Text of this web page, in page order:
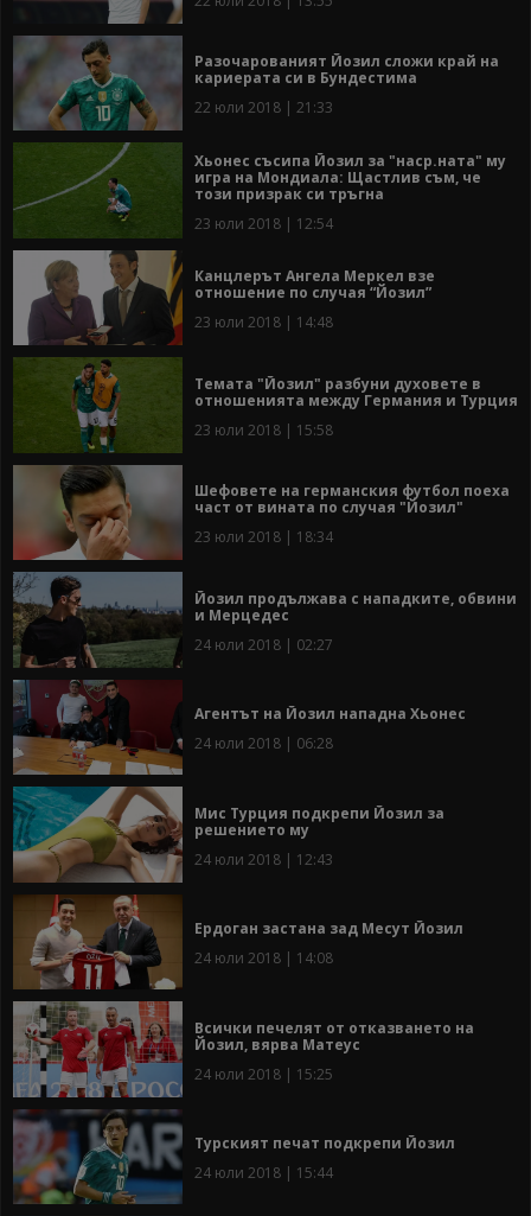
Разочарованият Йозил сложи край на
кариерата си в Бундестима
22 юли 2018 | 21:33
Хьонес съсипа Йозил за "наср.ната" му
игра на Мондиала: Щастлив съм, че
този призрак си тръгна
23 юли 2018 | 12:54
Канцлерът Ангела Меркел взе
отношение по случая “Йозил”
23 юли 2018 | 14:48
Темата "Йозил" разбуни духовете в
отношенията между Германия и Турция
23 юли 2018 | 15:58
Шефовете на германския футбол поеха
част от вината по случая "Йозил"
23 юли 2018 | 18:34
Йозил продължава с нападките, обвини
и Мерцедес
24 юли 2018 | 02:27
Агентът на Йозил нападна Хьонес
24 юли 2018 | 06:28
Мис Турция подкрепи Йозил за
решението му
24 юли 2018 | 12:43
Ердоган застана зад Месут Йозил
24 юли 2018 | 14:08
Всички печелят от отказването на
Йозил, вярва Матеус
24 юли 2018 | 15:25
Турският печат подкрепи Йозил
24 юли 2018 | 15:44